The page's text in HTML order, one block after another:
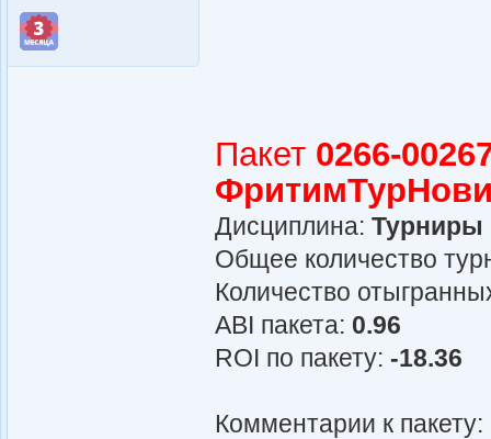
Пакет 0266-
Дисциплина: Турниры
Общее количество
Количество
АBI пакета: 0.96
ROI по пакету: -18.36
Комментарии к пакету: